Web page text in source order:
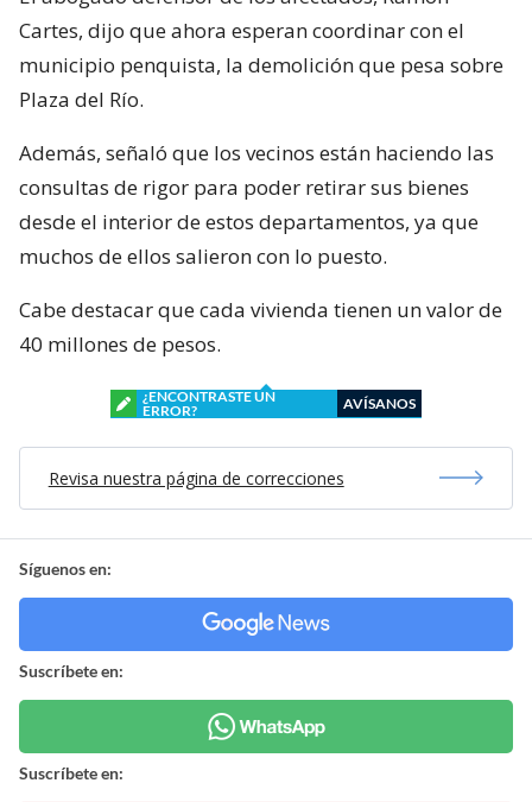
Cartes, dijo que ahora esperan coordinar con el
municipio penquista, la demolición que pesa sobre
Plaza del Río.
Además, señaló que los vecinos están haciendo las
consultas de rigor para poder retirar sus bienes
desde el interior de estos departamentos, ya que
muchos de ellos salieron con lo puesto.
Cabe destacar que cada vivienda tienen un valor de
40 millones de pesos.
¿ENCONTRASTE UN
ERROR?
AVÍSANOS
Revisa nuestra página de correcciones
Síguenos en:
Suscríbete en:
Suscríbete en: